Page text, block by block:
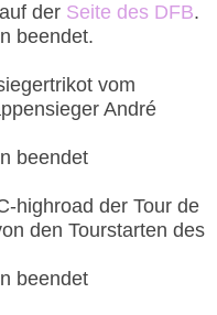
der Seite des DFB.
beendet.
vom
André
beendet
highroad der Tour de
den Tourstarten des
beendet